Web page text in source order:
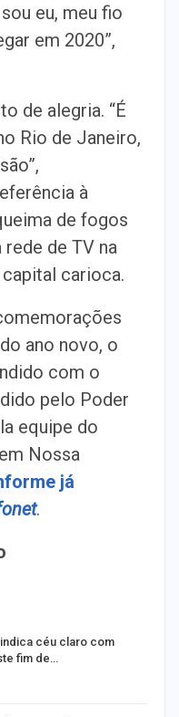
eu, meu fio
em 2020”,
de alegria. “É
Rio de Janeiro,
à
de fogos
de TV na
capital carioca.
ano novo, o
com o
pelo Poder
equipe do
Nossa
já
.
céu claro com
fim de…